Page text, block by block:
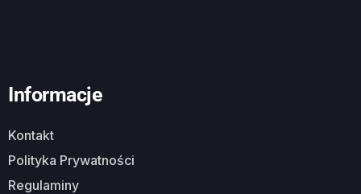
Informacje
Kontakt
Polityka Prywatności
Regulaminy